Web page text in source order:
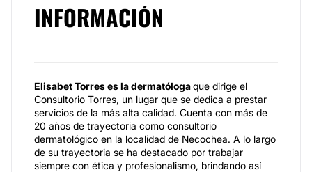
INFORMACIÓN
Elisabet Torres es la dermatólogaque dirige el
Consultorio Torres, un lugar que se dedica a prestar
servicios de la más alta calidad. Cuenta con más de
20 años de trayectoria como consultorio
dermatológico en la localidad de Necochea. A lo largo
de su trayectoria se ha destacado por trabajar
siempre con ética y profesionalismo, brindando así